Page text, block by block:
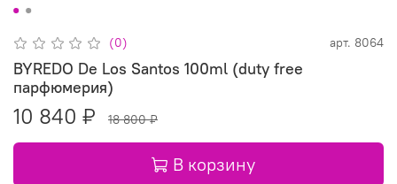
(0) арт. 8064
BYREDO De Los Santos 100ml (duty free
парфюмерия)
10 840 ₽ 18 800 ₽
В корзину